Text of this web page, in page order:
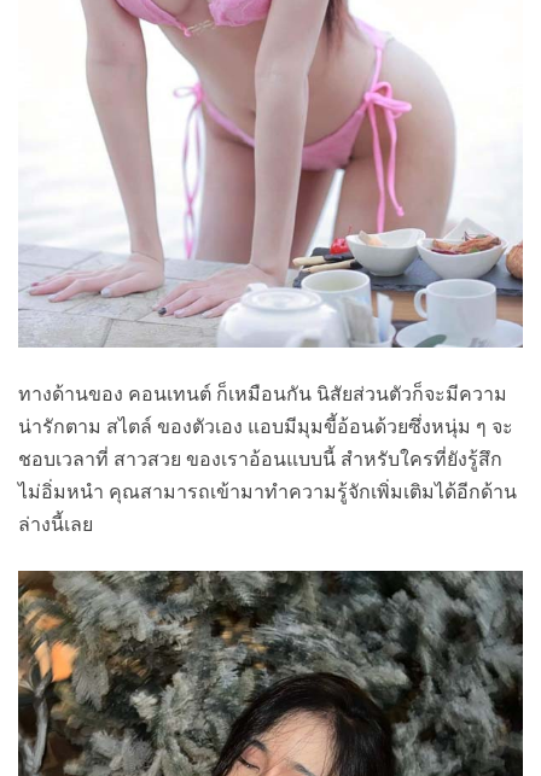
ทางด้านของ คอนเทนต์ ก็เหมือนกัน นิสัยส่วนตัวก็จะมีความ
น่ารักตาม สไตล์ ของตัวเอง แอบมีมุมขี้อ้อนด้วยซึ่งหนุ่ม ๆ จะ
ชอบเวลาที่ สาวสวย ของเราอ้อนแบบนี้ สำหรับใครที่ยังรู้สึก
ไม่อิ่มหนำ คุณสามารถเข้ามาทำความรู้จักเพิ่มเติมได้อีกด้าน
ล่างนี้เลย